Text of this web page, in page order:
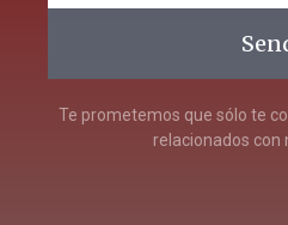
Te prometemos que sólo te
relacionados con